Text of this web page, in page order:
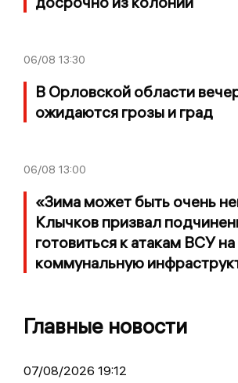
06/08 13:30
В Орловской области
ожидаются грозы и град
06/08 13:00
«Зима может быть очень
Клычков призвал
готовиться к атакам ВСУ на
коммунальную
Главные новости
07/08/2026 19:12